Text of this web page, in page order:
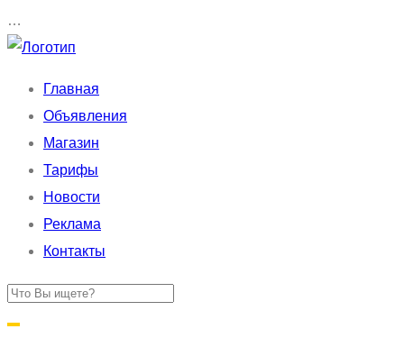
…
Главная
Объявления
Магазин
Тарифы
Новости
Реклама
Контакты